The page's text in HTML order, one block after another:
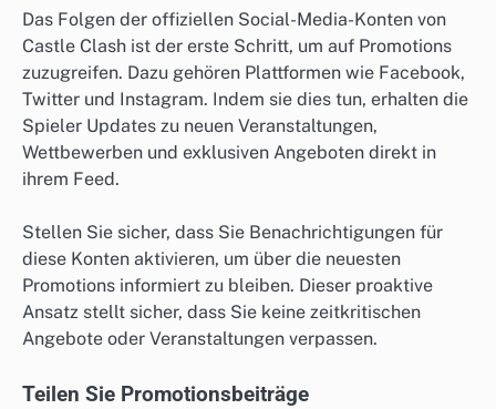
Das Folgen der offiziellen Social-Media-Konten von
Castle Clash ist der erste Schritt, um auf Promotions
zuzugreifen. Dazu gehören Plattformen wie Facebook,
Twitter und Instagram. Indem sie dies tun, erhalten die
Spieler Updates zu neuen Veranstaltungen,
Wettbewerben und exklusiven Angeboten direkt in
ihrem Feed.
Stellen Sie sicher, dass Sie Benachrichtigungen für
diese Konten aktivieren, um über die neuesten
Promotions informiert zu bleiben. Dieser proaktive
Ansatz stellt sicher, dass Sie keine zeitkritischen
Angebote oder Veranstaltungen verpassen.
Teilen Sie Promotionsbeiträge